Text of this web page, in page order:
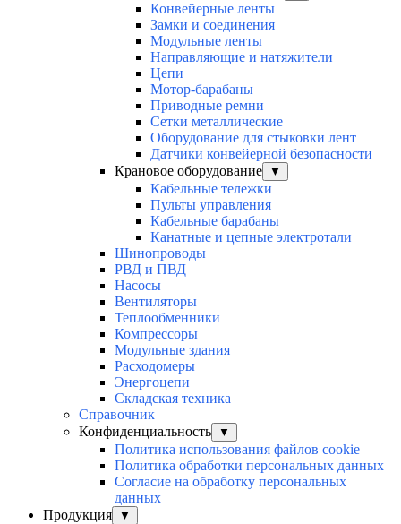
Конвейерные ленты
Замки и соединения
Модульные ленты
Направляющие и натяжители
Цепи
Мотор-барабаны
Приводные ремни
Сетки металлические
Оборудование для стыковки лент
Датчики конвейерной безопасности
Крановое оборудование
▼
Кабельные тележки
Пульты управления
Кабельные барабаны
Канатные и цепные электротали
Шинопроводы
РВД и ПВД
Насосы
Вентиляторы
Теплообменники
Компрессоры
Модульные здания
Расходомеры
Энергоцепи
Складская техника
Справочник
Конфиденциальность
▼
Политика использования файлов cookie
Политика обработки персональных данных
Согласие на обработку персональных
данных
Продукция
▼